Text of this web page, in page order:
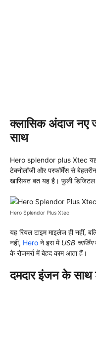
क्लासिक अंदाज नए
साथ
Hero splendor plus Xtec यह
टेक्नोलॉजी और परफॉर्मेंस से
खासियत बत यह है। फुली
Hero Splendor Plus Xtec
यह रियल टाइम माइलेज ही नहीं,
नहीं, Hero ने इस में USB चार्जिंग
के रोजमर्रा में बेहद काम आता हैं।
दमदार इंजन के साथ